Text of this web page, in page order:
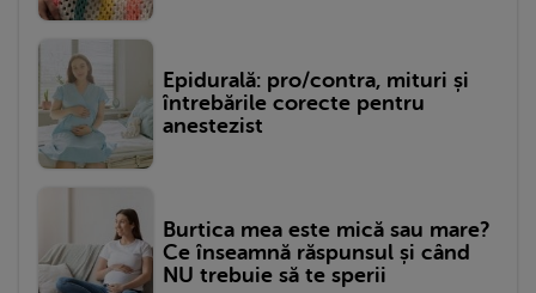
Epidurală: pro/contra, mituri și
întrebările corecte pentru
anestezist
Burtica mea este mică sau mare?
Ce înseamnă răspunsul și când
NU trebuie să te sperii